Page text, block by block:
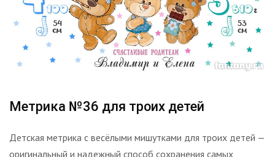
Метрика №36 для троих детей
Детская метрика с весёлыми мишутками для троих детей —
оригинальный и надежный способ сохранения самых